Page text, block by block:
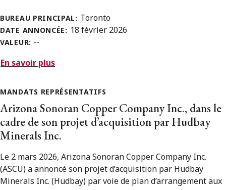
BUREAU PRINCIPAL: Toronto
DATE ANNONCÉE: 18 février 2026
VALEUR: --
En savoir plus
MANDATS REPRÉSENTATIFS
Arizona Sonoran Copper Company Inc., dans le
cadre de son projet d’acquisition par Hudbay
Minerals Inc.
Le 2 mars 2026, Arizona Sonoran Copper Company Inc.
(ASCU) a annoncé son projet d’acquisition par Hudbay
Minerals Inc. (Hudbay) par voie de plan d’arrangement aux